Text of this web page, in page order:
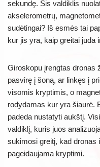
sekundę. Šis valdiklis
akselerometrų,
sudėtingai? Iš esmės tai
kur jis yra, kaip greitai juda
Giroskopu įrengtas dronas
pasvirę į šoną, ar linkęs į
visomis kryptimis, o
rodydamas kur yra šiaurė.
padeda nustatyti aukštį.
valdiklį, kuris juos
sukimosi greitį, kad dronas
pageidaujama kryptimi.